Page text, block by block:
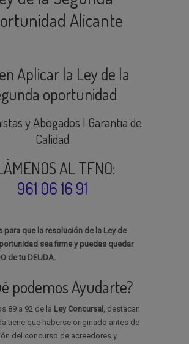
Alicante
en Aplicar la Ley de la
oportunidad
y Abogados | Garantia de
Calidad
AL TFNO:
961 06 16 91
para que la resolución de la Ley de
sea firme y puedas quedar
de tu DEUDA.
podemos Ayudarte?
89 a 92 de la Ley Concursal , destacan
tiene que haberse originado antes de
del concurso de acreedores y